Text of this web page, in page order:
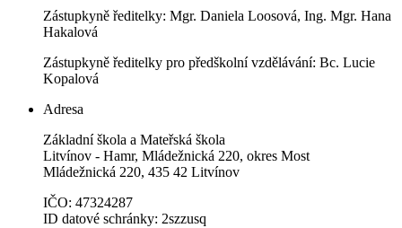
Zástupkyně ředitelky: Mgr. Daniela Loosová, Ing. Mgr. Hana
Hakalová
Zástupkyně ředitelky pro předškolní vzdělávání: Bc. Lucie
Kopalová
Adresa
Základní škola a Mateřská škola
Litvínov - Hamr, Mládežnická 220, okres Most
Mládežnická 220, 435 42 Litvínov
IČO: 47324287
ID datové schránky: 2szzusq